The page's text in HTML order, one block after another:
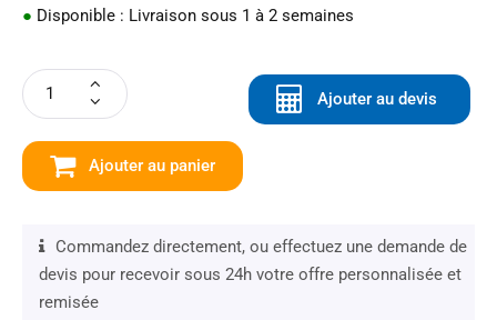
● Disponible : Livraison sous 1 à 2 semaines
Ajouter au panier
Ajouter au devis
Commandez directement, ou effectuez une demande de
devis pour recevoir sous 24h votre offre personnalisée et
remisée